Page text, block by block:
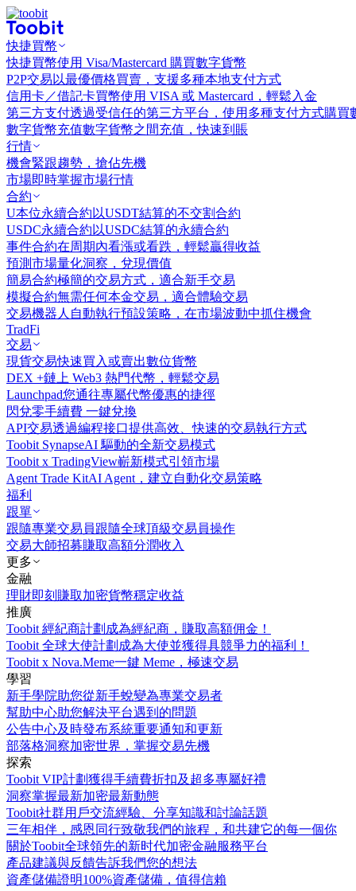
快捷買幣
快捷買幣使用 Visa/Mastercard 購買數字貨幣
P2P交易 以最優價格買賣，支援多種本地支付方式
信用卡／借記卡買幣使用 VISA 或 Mastercard，輕鬆入金
第三方支付透過受信任的第三方平台，使用多種支付方式購買
數字貨幣充值數字貨幣之間充值，快速到賬
行情
機會緊跟趨勢，搶佔先機
市場即時掌握市場行情
合約
U本位永續合約 以USDT結算的不交割合約
USDC永續合約 以USDC結算的永續合約
事件合約在周期內看漲或看跌，輕鬆贏得收益
預測市場量化洞察，兌現價值
簡易合約極簡的交易方式，適合新手交易
模擬合約無需任何本金交易，適合體驗交易
交易機器人 自動執行預設策略，在市場波動中抓住機會
TradFi
交易
現貨交易快速買入或賣出數位貨幣
DEX +鏈上 Web3 熱門代幣，輕鬆交易
Launchpad您通往專屬代幣優惠的捷徑
閃兌零手續費 一鍵兌換
API交易透過編程接口提供高效、快速的交易執行方式
Toobit SynapseAI 驅動的全新交易模式
Toobit x TradingView嶄新模式引領市場
Agent Trade KitAI Agent，建立自動化交易策略
福利
跟單
跟隨專業交易員跟隨全球頂級交易員操作
交易大師招募賺取高額分潤收入
更多
金融
理財即刻賺取加密貨幣穩定收益
推廣
Toobit 經紀商計劃 成為經紀商，賺取高額佣金！
Toobit 全球大使計劃 成為大使並獲得具競爭力的福利！
Toobit x Nova.Meme一鍵 Meme，極速交易
學習
新手學院助您從新手蛻變為專業交易者
幫助中心助您解決平台遇到的問題
公告中心及時發布系統重要通知和更新
部落格洞察加密世界，掌握交易先機
探索
Toobit VIP計劃獲得手續費折扣及超多專屬好禮
洞察掌握最新加密最新動態
Toobit社群用戶交流經驗、分享知識和討論話題
三年相伴，感恩同行致敬我們的旅程，和共建它的每一個你
關於Toobit全球領先的新时代加密金融服務平台
產品建議與反饋告訴我們您的想法
資產儲備證明100%資產儲備，值得信賴